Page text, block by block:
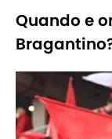
Quando e